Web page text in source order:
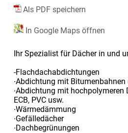
Als PDF speichern
In Google Maps öffnen
Ihr Spezialist für Dächer in und
-Flachdachabdichtungen
∙Abdichtung mit
∙Abdichtung mit
ECB, PVC usw.
∙Wärmedämmung
∙Gefälledächer
∙Dachbegrünungen